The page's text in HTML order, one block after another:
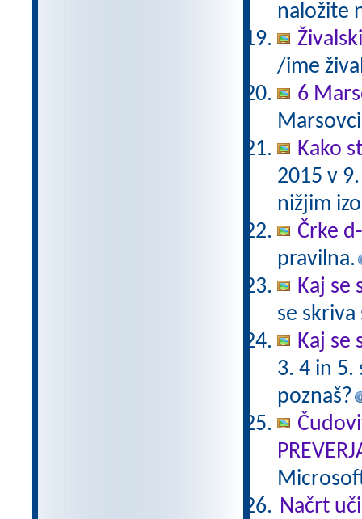
naložite
/ime
6
Kako
2015 v
nižjim
Črke
pravilna.
Kaj se
se
Kaj se
3. 4 in 5.
poznaš?
Načrt